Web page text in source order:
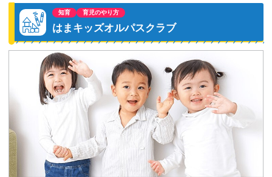
知育 育児のやり方
はまキッズオルパスクラブ